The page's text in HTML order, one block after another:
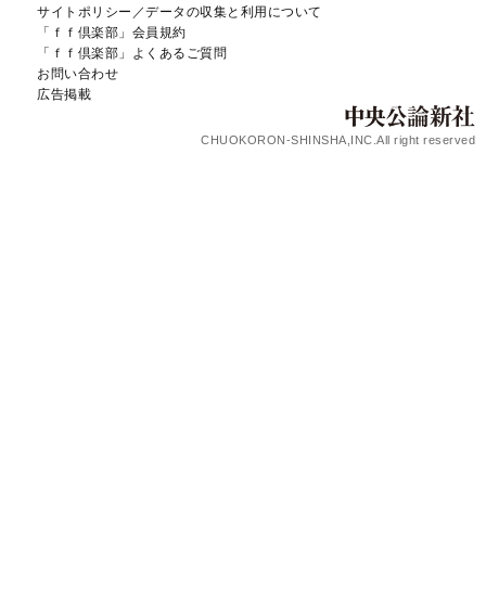
サイトポリシー／データの収集と利用について
「ｆｆ倶楽部」会員規約
「ｆｆ倶楽部」よくあるご質問
お問い合わせ
広告掲載
CHUOKORON-SHINSHA,INC.All right reserved